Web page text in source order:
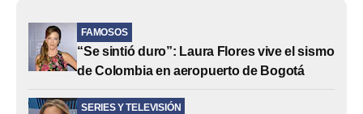
FAMOSOS
“Se sintió duro”: Laura Flores vive el sismo
de Colombia en aeropuerto de Bogotá
SERIES Y TELEVISIÓN